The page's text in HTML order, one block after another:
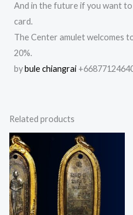
And in the future if you want
card.
The Center amulet welcomes
20%.
bybule chiangrai
Related products